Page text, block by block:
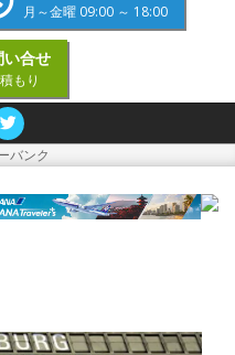
月～金曜 09:00 ～ 18:00
い合せ
もり
バンク